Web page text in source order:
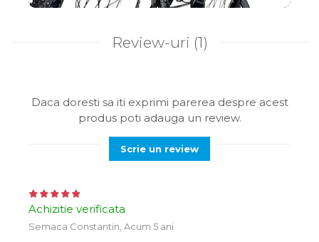
Review-uri (1)
Daca doresti sa iti exprimi parerea despre acest
produs poti adauga un review.
Scrie un review
Achizitie verificata
Semaca Constantin, Acum 5 ani